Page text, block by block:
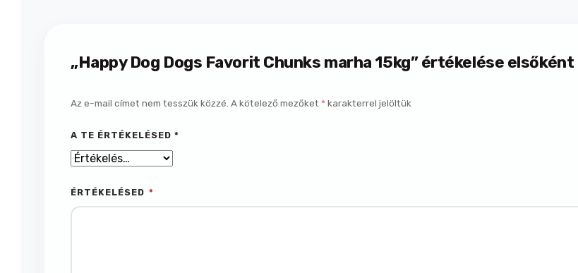
„Happy Dog Dogs Favorit Chunks marha 15kg” értékelése elsőként
Az e-mail címet nem tesszük közzé. A kötelező mezőket *karakterrel jelöltük
A TE ÉRTÉKELÉSED*
ÉRTÉKELÉSED *